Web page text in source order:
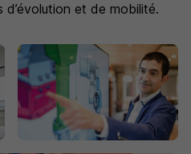
et de mobilité.